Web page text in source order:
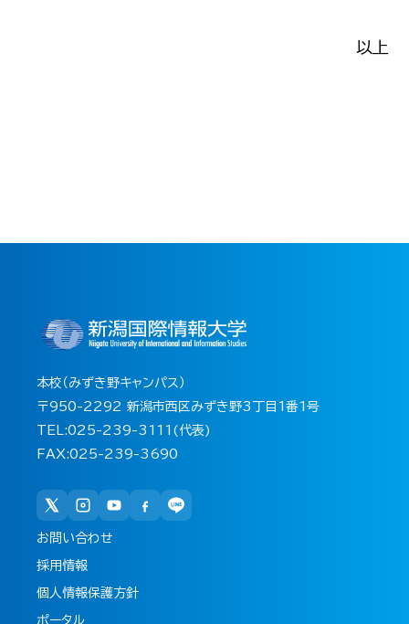
以上
本校（みずき野キャンパス）
〒950-2292 新潟市西区みずき野3丁目1番1号
TEL:025-239-3111(代表)
FAX:025-239-3690
お問い合わせ
採用情報
個人情報保護方針
ポータル